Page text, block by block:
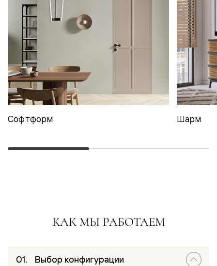
Софтформ Шарм
КАК МЫ РАБОТАЕМ
Выбор конфигурации